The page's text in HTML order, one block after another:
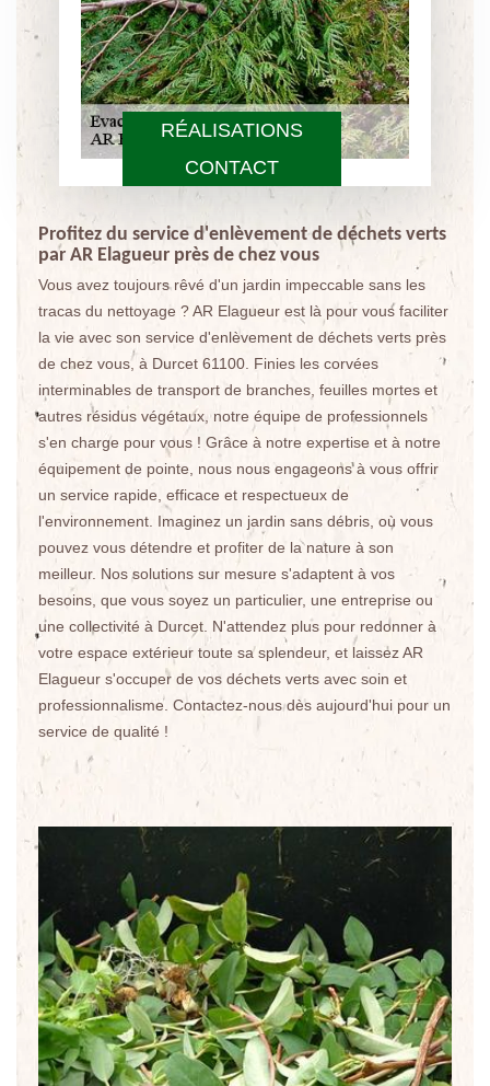
RÉALISATIONS
CONTACT
Profitez du service d'enlèvement de déchets verts
par AR Elagueur près de chez vous
Vous avez toujours rêvé d'un jardin impeccable sans les
tracas du nettoyage ? AR Elagueur est là pour vous faciliter
la vie avec son service d'enlèvement de déchets verts près
de chez vous, à Durcet 61100. Finies les corvées
interminables de transport de branches, feuilles mortes et
autres résidus végétaux, notre équipe de professionnels
s'en charge pour vous ! Grâce à notre expertise et à notre
équipement de pointe, nous nous engageons à vous offrir
un service rapide, efficace et respectueux de
l'environnement. Imaginez un jardin sans débris, où vous
pouvez vous détendre et profiter de la nature à son
meilleur. Nos solutions sur mesure s'adaptent à vos
besoins, que vous soyez un particulier, une entreprise ou
une collectivité à Durcet. N'attendez plus pour redonner à
votre espace extérieur toute sa splendeur, et laissez AR
Elagueur s'occuper de vos déchets verts avec soin et
professionnalisme. Contactez-nous dès aujourd'hui pour un
service de qualité !